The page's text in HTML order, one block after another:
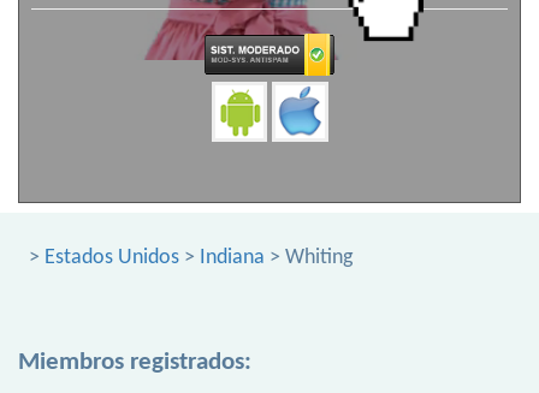
> Estados Unidos > Indiana > Whiting
Miembros registrados: